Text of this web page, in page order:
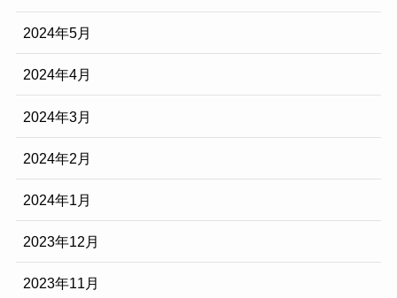
2024年5月
2024年4月
2024年3月
2024年2月
2024年1月
2023年12月
2023年11月